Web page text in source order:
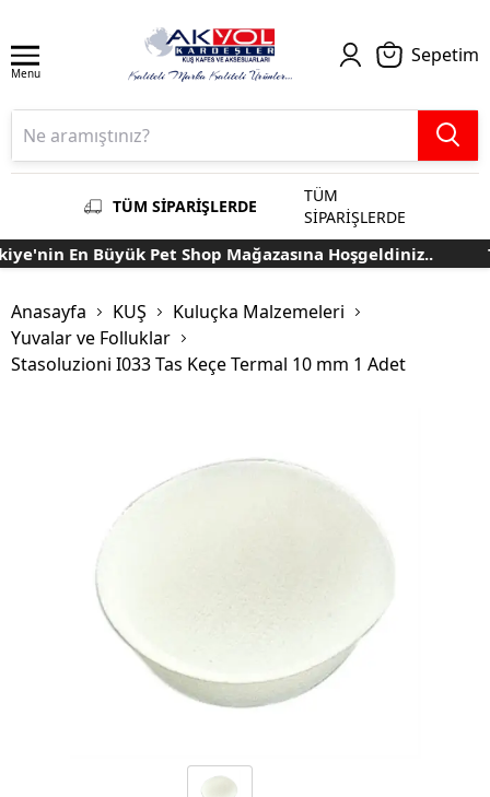
Menu
Sepetim
TÜM SİPARİŞLERDE
TÜM
SİPARİŞLERDE
En Büyük Pet Shop Mağazasına Hoşgeldiniz..
Anasayfa KUŞ
Kuluçka Malzemeleri
Yuvalar ve Folluklar
Stasoluzioni I033 Tas Keçe Termal 10 mm 1 Adet